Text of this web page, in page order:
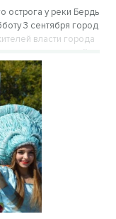
острога у реки Бердь
3 сентября город
власти города